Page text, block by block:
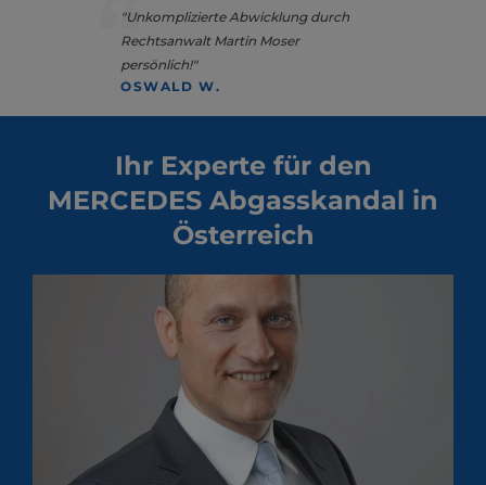
OSWALD W.
"Unkomplizierte Abwicklung durch
Rechtsanwalt Martin Moser
persönlich!"
Ihr Experte für den
MERCEDES Abgasskandal in
Österreich